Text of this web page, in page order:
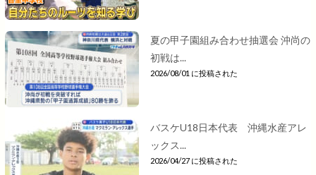
夏の甲子園組み合わせ抽選会 沖尚の
初戦は...
2026/08/01 に投稿された
バスケU18日本代表 沖縄水産アレ
ックス...
2026/04/27 に投稿された